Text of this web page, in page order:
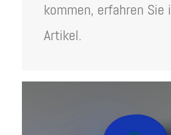
kommen, erfahren Sie
Artikel.